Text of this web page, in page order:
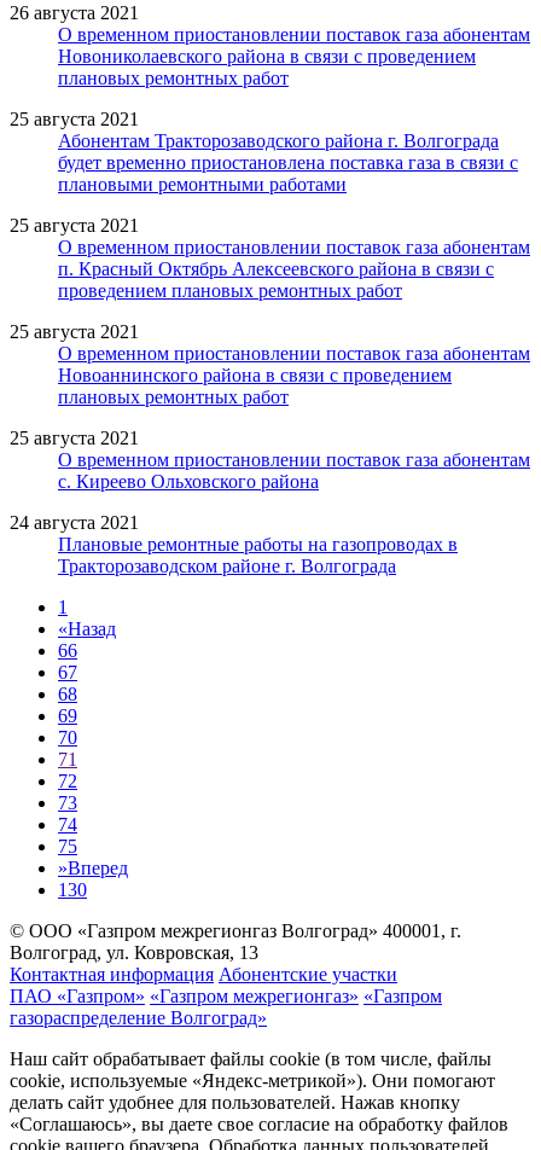
26 августа 2021
О временном приостановлении поставок газа абонентам
Новониколаевского района в связи с проведением
плановых ремонтных работ
25 августа 2021
Абонентам Тракторозаводского района г. Волгограда
будет временно приостановлена поставка газа в связи с
плановыми ремонтными работами
25 августа 2021
О временном приостановлении поставок газа абонентам
п. Красный Октябрь Алексеевского района в связи с
проведением плановых ремонтных работ
25 августа 2021
О временном приостановлении поставок газа абонентам
Новоаннинского района в связи с проведением
плановых ремонтных работ
25 августа 2021
О временном приостановлении поставок газа абонентам
с. Киреево Ольховского района
24 августа 2021
Плановые ремонтные работы на газопроводах в
Тракторозаводском районе г. Волгограда
1
«Назад
66
67
68
69
70
71
72
73
74
75
»Вперед
130
© ООО «Газпром межрегионгаз Волгоград» 400001, г.
Волгоград, ул. Ковровская, 13
Контактная информация Абонентские участки
ПАО «Газпром» «Газпром межрегионгаз» «Газпром
газораспределение Волгоград»
Наш сайт обрабатывает файлы cookie (в том числе, файлы
cookie, используемые «Яндекс-метрикой»). Они помогают
делать сайт удобнее для пользователей. Нажав кнопку
«Соглашаюсь», вы даете свое согласие на обработку файлов
cookie вашего браузера. Обработка данных пользователей